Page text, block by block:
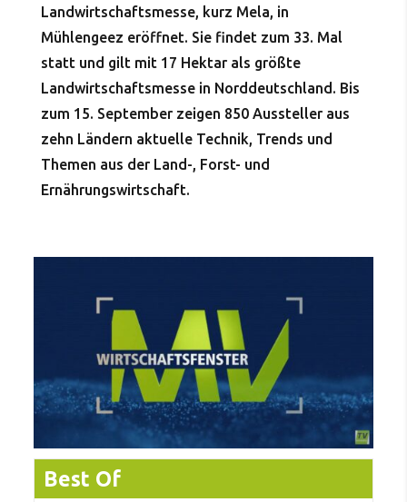
Landwirtschaftsmesse, kurz Mela, in
Mühlengeez eröffnet. Sie findet zum 33. Mal
statt und gilt mit 17 Hektar als größte
Landwirtschaftsmesse in Norddeutschland. Bis
zum 15. September zeigen 850 Aussteller aus
zehn Ländern aktuelle Technik, Trends und
Themen aus der Land-, Forst- und
Ernährungswirtschaft.
Best Of